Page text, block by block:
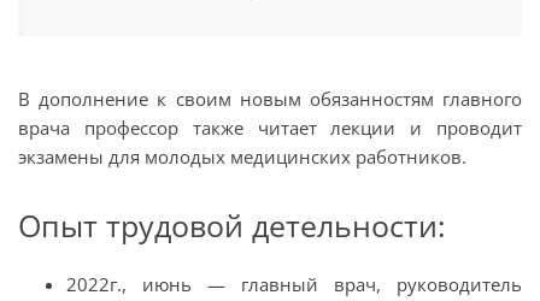
В дополнение к своим новым обязанностям главного
врача профессор также читает лекции и проводит
экзамены для молодых медицинских работников.
Опыт трудовой детельности:
2022г., июнь — главный врач, руководитель